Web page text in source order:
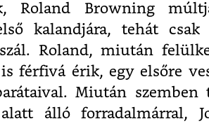
Roland Browning
kalandjára, tehát
Roland, miután
férfivá érik, egy elsőre
Miután szemben
álló forradalmárral,